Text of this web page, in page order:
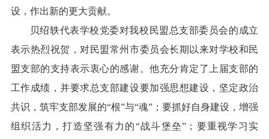
设，作出新的更大贡献。
贝绍轶代表学校党委对我校民盟总支部委员会的成立
表示热烈祝贺，对民盟常州市委员会长期以来对学校和民
盟支部的支持表示衷心的感谢。他充分肯定了上届支部的
工作成绩，并要求总支部建设要加强思想建设，坚定政治
共识 ， 筑牢支部发展的“根”与“魂”；要抓好自身建设，增强
组织活力 ，打造坚强有力的“战斗堡垒”；要重视学习实